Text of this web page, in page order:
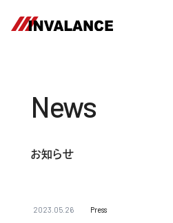
News
お知らせ
2023.05.26 Press